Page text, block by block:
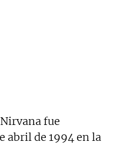
fue
abril de 1994 en la